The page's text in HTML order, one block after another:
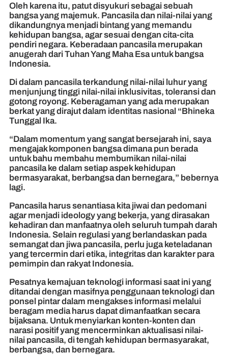
Oleh karena itu, patut disyukuri sebagai sebuah
bangsa yang majemuk. Pancasila dan nilai-nilai yang
dikandungnya menjadi bintang yang memandu
kehidupan bangsa, agar sesuai dengan cita-cita
pendiri negara. Keberadaan pancasila merupakan
anugerah dari Tuhan Yang Maha Esa untuk bangsa
Indonesia.
Di dalam pancasila terkandung nilai-nilai luhur yang
menjunjung tinggi nilai-nilai inklusivitas, toleransi dan
gotong royong. Keberagaman yang ada merupakan
berkat yang dirajut dalam identitas nasional “Bhineka
Tunggal Ika.
“Dalam momentum yang sangat bersejarah ini, saya
mengajak komponen bangsa dimana pun berada
untuk bahu membahu membumikan nilai-nilai
pancasila ke dalam setiap aspek kehidupan
bermasyarakat, berbangsa dan bernegara,” bebernya
lagi.
Pancasila harus senantiasa kita jiwai dan pedomani
agar menjadi ideology yang bekerja, yang dirasakan
kehadiran dan manfaatnya oleh seluruh tumpah darah
Indonesia. Selain regulasi yang berlandaskan pada
semangat dan jiwa pancasila, perlu juga keteladanan
yang tercermin dari etika, integritas dan karakter para
pemimpin dan rakyat Indonesia.
Pesatnya kemajuan teknologi informasi saat ini yang
ditandai dengan masifnya penggunaan teknologi dan
ponsel pintar dalam mengakses informasi melalui
beragam media harus dapat dimanfaatkan secara
bijaksana. Untuk menyiarkan konten-konten dan
narasi positif yang mencerminkan aktualisasi nilai-
nilai pancasila, di tengah kehidupan bermasyarakat,
berbangsa, dan bernegara.